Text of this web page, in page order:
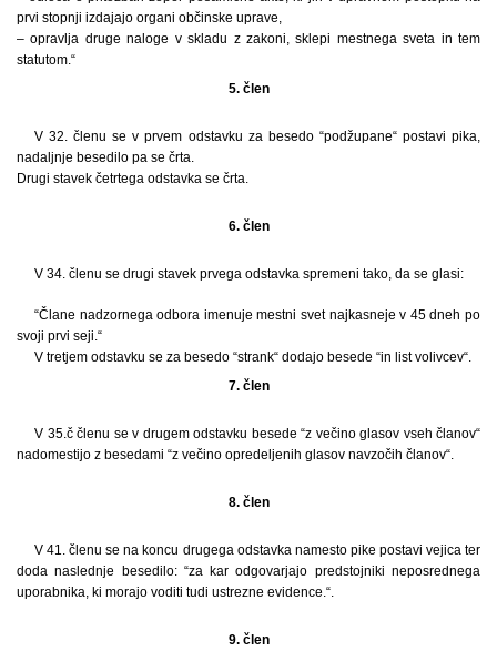
prvi stopnji izdajajo organi občinske uprave,
– opravlja druge naloge v skladu z zakoni, sklepi mestnega sveta in tem
statutom.“
5. člen
V 32. členu se v prvem odstavku za besedo “podžupane“ postavi pika,
nadaljnje besedilo pa se črta.
Drugi stavek četrtega odstavka se črta.
6. člen
V 34. členu se drugi stavek prvega odstavka spremeni tako, da se glasi:
“Člane nadzornega odbora imenuje mestni svet najkasneje v 45 dneh po
svoji prvi seji.“
V tretjem odstavku se za besedo “strank“ dodajo besede “in list volivcev“.
7. člen
V 35.č členu se v drugem odstavku besede “z večino glasov vseh članov“
nadomestijo z besedami “z večino opredeljenih glasov navzočih članov“.
8. člen
V 41. členu se na koncu drugega odstavka namesto pike postavi vejica ter
doda naslednje besedilo: “za kar odgovarjajo predstojniki neposrednega
uporabnika, ki morajo voditi tudi ustrezne evidence.“.
9. člen